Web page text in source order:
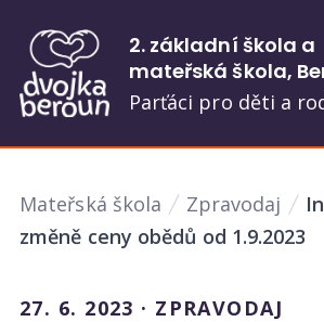
2. základní škola a
mateřská škola,
Parťáci pro děti a
Mateřská škola Zpravodaj
změně ceny obědů od 1.9.2023
27. 6. 2023 · ZPRAVODAJ